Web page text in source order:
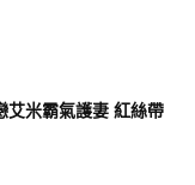
艾米霸氣護妻 紅絲帶